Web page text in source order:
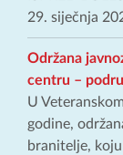
29. siječnja
Održana
centru –
U
godine,
branitelje,